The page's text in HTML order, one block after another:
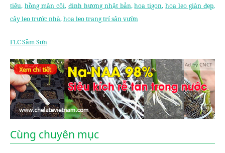
tiêu, hồng mân côi, đinh hương nhật bản,hoa tigon,hoa leo giàn đẹp,
cây leo trước nhà,hoa leo trang trí sân vườn
FLC Sầm Sơn
Ad by CNCT
Cùng chuyên mục